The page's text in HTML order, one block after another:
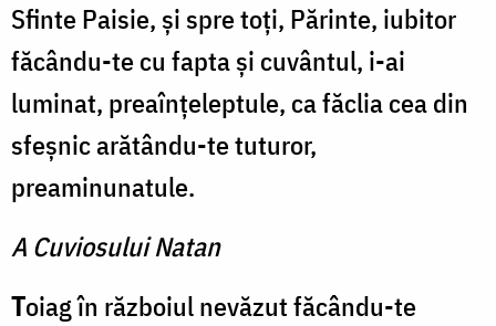
Sfinte Paisie, și spre toți, Părinte, iubitor
făcându-te cu fapta și cuvântul, i-ai
luminat, preaînțeleptule, ca făclia cea din
sfeșnic arătându-te tuturor,
preaminunatule.
A Cuviosului Natan
Toiag în războiul nevăzut făcându-te